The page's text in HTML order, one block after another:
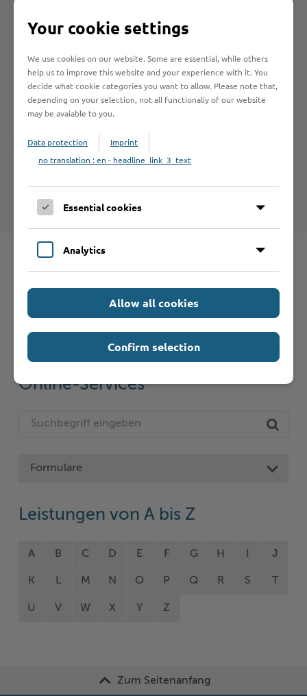
Formulare
Hilfe & Kontakt:
Naturschutz
Schnelleinstieg
Online-Services
Formulare
Leistungen von A bis Z
A B C D E F G H J
K L M N O P Q R S T
U V W X Y Z
Zum Seitenanfang
Your cookie settings
We use cookies on our website. Some are essential, while others
help us to improve this website and your experience with it. You
decide what cookie categories you want to allow. Please note that,
depending on your selection, not all functionaliy of our website
may be avaiable to you.
Data protection
Imprint
no translation : en - headline_link_3_text
Essential cookies
Analytics
Allow all cookies
Confirm selection